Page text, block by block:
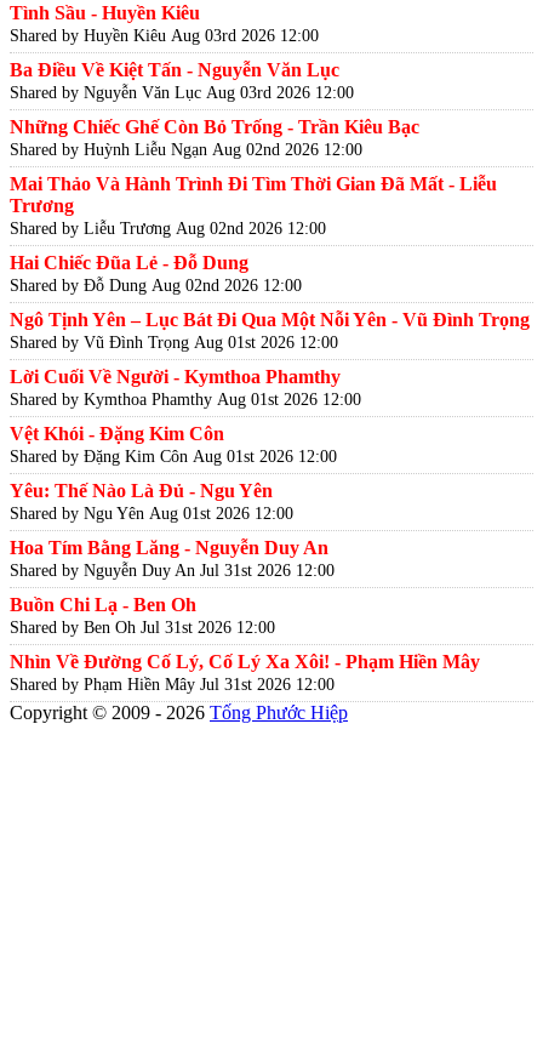
Tình Sầu - Huyền Kiêu
Shared by Huyền Kiêu Aug 03rd 2026 12:00
Ba Điều Về Kiệt Tấn - Nguyễn Văn Lục
Shared by Nguyễn Văn Lục Aug 03rd 2026 12:00
Những Chiếc Ghế Còn Bỏ Trống - Trần Kiêu Bạc
Shared by Huỳnh Liễu Ngạn Aug 02nd 2026 12:00
Mai Thảo Và Hành Trình Đi Tìm Thời Gian Đã Mất - Liễu
Trương
Shared by Liễu Trương Aug 02nd 2026 12:00
Hai Chiếc Đũa Lẻ - Đỗ Dung
Shared by Đỗ Dung Aug 02nd 2026 12:00
Ngô Tịnh Yên – Lục Bát Đi Qua Một Nỗi Yên - Vũ Đình Trọng
Shared by Vũ Đình Trọng Aug 01st 2026 12:00
Lời Cuối Về Người - Kymthoa Phamthy
Shared by Kymthoa Phamthy Aug 01st 2026 12:00
Vệt Khói - Đặng Kim Côn
Shared by Đặng Kim Côn Aug 01st 2026 12:00
Yêu: Thế Nào Là Đủ - Ngu Yên
Shared by Ngu Yên Aug 01st 2026 12:00
Hoa Tím Bằng Lăng - Nguyễn Duy An
Shared by Nguyễn Duy An Jul 31st 2026 12:00
Buồn Chi Lạ - Ben Oh
Shared by Ben Oh Jul 31st 2026 12:00
Nhìn Về Đường Cố Lý, Cố Lý Xa Xôi! - Phạm Hiền Mây
Shared by Phạm Hiền Mây Jul 31st 2026 12:00
Copyright © 2009 - 2026 Tống Phước Hiệp